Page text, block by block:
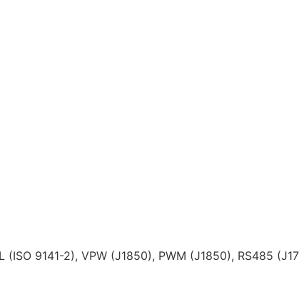
(ISO 9141-2), VPW (J1850), PWM (J1850), RS485